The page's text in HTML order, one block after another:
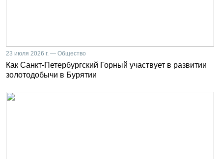
23 июля 2026 г. — Общество
Как Санкт-Петербургский Горный участвует в развитии
золотодобычи в Бурятии